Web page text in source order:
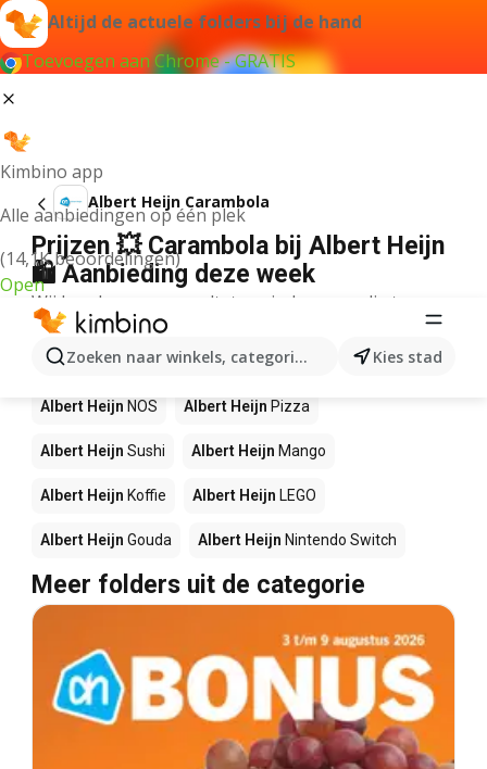
Altijd de actuele folders bij de hand
Toevoegen aan Chrome - GRATIS
Kimbino app
Alle aanbiedingen op één plek
(14,1K beoordelingen)
Open
Zoeken naar winkels, categorieën, producten...
Kies stad
Albert Heijn Carambola
Prijzen 💥 Carambola bij Albert Heijn
🛍️ Aanbieding deze week
Wij konden geen resultaten vinden voor die term.
Andere producten in winkels Albert
Heijn
Albert Heijn NOS Albert Heijn Pizza
Albert Heijn Sushi Albert Heijn Mango
Albert Heijn Koffie Albert Heijn LEGO
Albert Heijn Gouda Albert Heijn Nintendo Switch
Meer folders uit de categorie